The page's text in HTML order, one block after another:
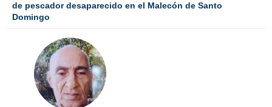
de pescador desaparecido en el Malecón de Santo
Domingo